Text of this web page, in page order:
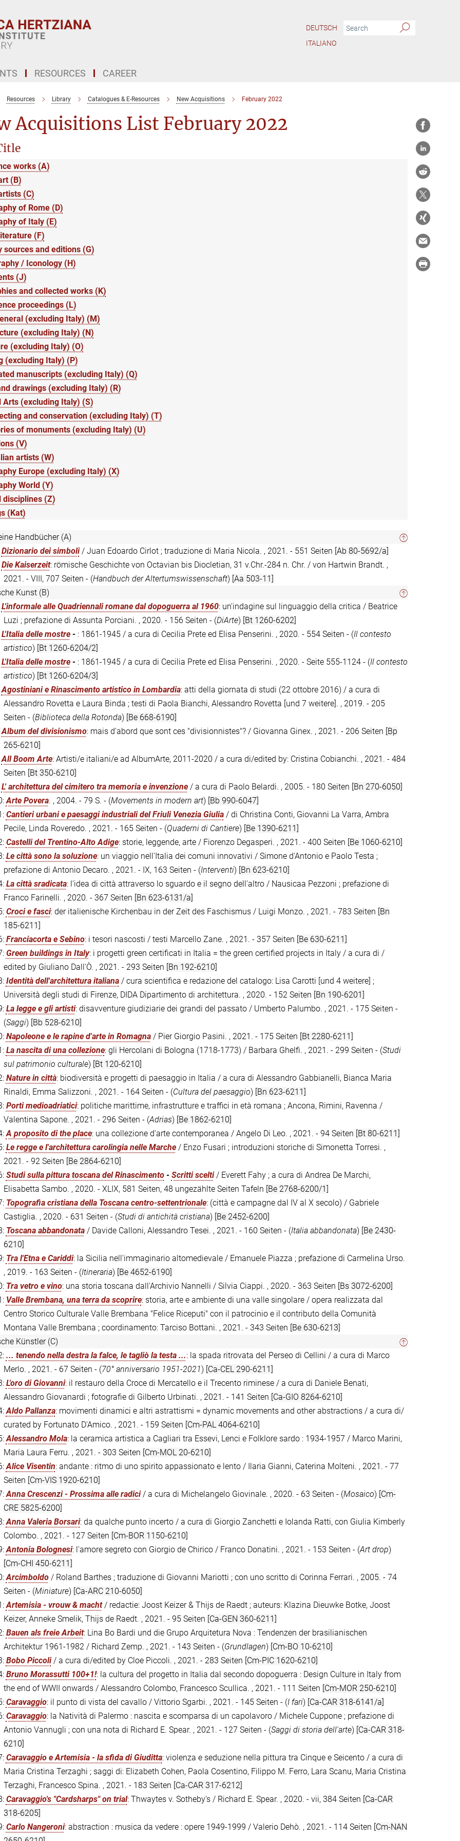
DEUTSCH
ITALIANO
RESOURCES CAREER
Resources Library Catalogues & E-Resources New Acquisitions February 2022
Acquisitions List February 2022
works (A)
(B)
(C)
of Rome (D)
of Italy (E)
(F)
sources and editions (G)
/ Iconology (H)
(J)
and collected works (K)
proceedings (L)
(excluding Italy) (M)
(excluding Italy) (N)
(excluding Italy) (O)
(excluding Italy) (P)
manuscripts (excluding Italy) (Q)
drawings (excluding Italy) (R)
Arts (excluding Italy) (S)
and conservation (excluding Italy) (T)
of monuments (excluding Italy) (U)
(V)
artists (W)
Europe (excluding Italy) (X)
World (Y)
disciplines (Z)
(Kat)
Handbücher (A)
Dizionario dei simboli/ Juan Edoardo Cirlot ; traduzione di Maria Nicola. , 2021. - 551 Seiten [Ab 80-5692/a]
Die Kaiserzeit: römische Geschichte von Octavian bis Diocletian, 31 v.Chr.-284 n. Chr. / von Hartwin Brandt. ,
2021. - VIII, 707 Seiten - (Handbuch der Altertumswissenschaft) [Aa 503-11]
Kunst (B)
L'informale alle Quadriennali romane dal dopoguerra al 1960: un'indagine sul linguaggio della critica / Beatrice
Luzi ; prefazione di Assunta Porciani. , 2020. - 156 Seiten - (DiArte) [Bt 1260-6202]
L'Italia delle mostre- : 1861-1945 / a cura di Cecilia Prete ed Elisa Penserini. , 2020. - 554 Seiten - (Il contesto
artistico) [Bt 1260-6204/2]
L'Italia delle mostre- : 1861-1945 / a cura di Cecilia Prete ed Elisa Penserini. , 2020. - Seite 555-1124 - (Il contesto
artistico) [Bt 1260-6204/3]
Agostiniani e Rinascimento artistico in Lombardia: atti della giornata di studi (22 ottobre 2016) / a cura di
Alessandro Rovetta e Laura Binda ; testi di Paola Bianchi, Alessandro Rovetta [und 7 weitere]. , 2019. - 205
Seiten - (Biblioteca della Rotonda) [Be 668-6190]
Album del divisionismo: mais d'abord que sont ces "divisionnistes"? / Giovanna Ginex. , 2021. - 206 Seiten [Bp
265-6210]
All Boom Arte: Artisti/e italiani/e ad AlbumArte, 2011-2020 / a cura di/edited by: Cristina Cobianchi. , 2021. - 484
Seiten [Bt 350-6210]
L' architettura del cimitero tra memoria e invenzione/ a cura di Paolo Belardi. , 2005. - 180 Seiten [Bn 270-6050]
Arte Povera. , 2004. - 79 S. - (Movements in modern art) [Bb 990-6047]
Cantieri urbani e paesaggi industriali del Friuli Venezia Giulia/ di Christina Conti, Giovanni La Varra, Ambra
Pecile, Linda Roveredo. , 2021. - 165 Seiten - (Quaderni di Cantiere) [Be 1390-6211]
Castelli del Trentino-Alto Adige: storie, leggende, arte / Fiorenzo Degasperi. , 2021. - 400 Seiten [Be 1060-6210]
Le città sono la soluzione: un viaggio nell'Italia dei comuni innovativi / Simone d'Antonio e Paolo Testa ;
prefazione di Antonio Decaro. , 2021. - IX, 163 Seiten - (Interventi) [Bn 623-6210]
La città sradicata: l'idea di città attraverso lo sguardo e il segno dell'altro / Nausicaa Pezzoni ; prefazione di
Franco Farinelli. , 2020. - 367 Seiten [Bn 623-6131/a]
Croci e fasci: der italienische Kirchenbau in der Zeit des Faschismus / Luigi Monzo. , 2021. - 783 Seiten [Bn
185-6211]
Franciacorta e Sebino: i tesori nascosti / testi Marcello Zane. , 2021. - 357 Seiten [Be 630-6211]
Green buildings in Italy: i progetti green certificati in Italia = the green certified projects in Italy / a cura di /
edited by Giuliano Dall'Ò. , 2021. - 293 Seiten [Bn 192-6210]
Identità dell'architettura italiana/ cura scientifica e redazione del catalogo: Lisa Carotti [und 4 weitere] ;
Università degli studi di Firenze, DIDA Dipartimento di architettura. , 2020. - 152 Seiten [Bn 190-6201]
La legge e gli artisti: disavventure giudiziarie dei grandi del passato / Umberto Palumbo. , 2021. - 175 Seiten -
(Saggi) [Bb 528-6210]
Napoleone e le rapine d'arte in Romagna/ Pier Giorgio Pasini. , 2021. - 175 Seiten [Bt 2280-6211]
La nascita di una collezione: gli Hercolani di Bologna (1718-1773) / Barbara Ghelfi. , 2021. - 299 Seiten - (Studi
sul patrimonio culturale) [Bt 120-6210]
Nature in città: biodiversità e progetti di paesaggio in Italia / a cura di Alessandro Gabbianelli, Bianca Maria
Rinaldi, Emma Salizzoni. , 2021. - 164 Seiten - (Cultura del paesaggio) [Bn 623-6211]
Porti medioadriatici: politiche marittime, infrastrutture e traffici in età romana ; Ancona, Rimini, Ravenna /
Valentina Sapone. , 2021. - 296 Seiten - (Adrias) [Be 1862-6210]
A proposito di the place: una collezione d'arte contemporanea / Angelo Di Leo. , 2021. - 94 Seiten [Bt 80-6211]
Le regge e l'architettura carolingia nelle Marche/ Enzo Fusari ; introduzioni storiche di Simonetta Torresi. ,
2021. - 92 Seiten [Be 2864-6210]
Studi sulla pittura toscana del Rinascimento- Scritti scelti/ Everett Fahy ; a cura di Andrea De Marchi,
Elisabetta Sambo. , 2020. - XLIX, 581 Seiten, 48 ungezählte Seiten Tafeln [Be 2768-6200/1]
Topografia cristiana della Toscana centro-settentrionale: (città e campagne dal IV al X secolo) / Gabriele
Castiglia. , 2020. - 631 Seiten - (Studi di antichità cristiana) [Be 2452-6200]
Toscana abbandonata/ Davide Calloni, Alessandro Tesei. , 2021. - 160 Seiten - (Italia abbandonata) [Be 2430-
6210]
Tra l'Etna e Cariddi: la Sicilia nell'immaginario altomedievale / Emanuele Piazza ; prefazione di Carmelina Urso.
, 2019. - 163 Seiten - (Itineraria) [Be 4652-6190]
Tra vetro e vino: una storia toscana dall'Archivio Nannelli / Silvia Ciappi. , 2020. - 363 Seiten [Bs 3072-6200]
Valle Brembana, una terra da scoprire: storia, arte e ambiente di una valle singolare / opera realizzata dal
Centro Storico Culturale Valle Brembana "Felice Riceputi" con il patrocinio e il contributo della Comunità
Montana Valle Brembana ; coordinamento: Tarciso Bottani. , 2021. - 343 Seiten [Be 630-6213]
Künstler (C)
... tenendo nella destra la falce, le tagliò la testa ...: la spada ritrovata del Perseo di Cellini / a cura di Marco
Merlo. , 2021. - 67 Seiten - (70° anniversario 1951-2021) [Ca-CEL 290-6211]
L'oro di Giovanni: il restauro della Croce di Mercatello e il Trecento riminese / a cura di Daniele Benati,
Alessandro Giovanardi ; fotografie di Gilberto Urbinati. , 2021. - 141 Seiten [Ca-GIO 8264-6210]
Aldo Pallanza: movimenti dinamici e altri astrattismi = dynamic movements and other abstractions / a cura di/
curated by Fortunato D'Amico. , 2021. - 159 Seiten [Cm-PAL 4064-6210]
Alessandro Mola: la ceramica artistica a Cagliari tra Essevi, Lenci e Folklore sardo : 1934-1957 / Marco Marini,
Maria Laura Ferru. , 2021. - 303 Seiten [Cm-MOL 20-6210]
Alice Visentin: andante : ritmo di uno spirito appassionato e lento / Ilaria Gianni, Caterina Molteni. , 2021. - 77
Seiten [Cm-VIS 1920-6210]
Anna Crescenzi - Prossima alle radici/ a cura di Michelangelo Giovinale. , 2020. - 63 Seiten - (Mosaico) [Cm-
CRE 5825-6200]
Anna Valeria Borsari: da qualche punto incerto / a cura di Giorgio Zanchetti e Iolanda Ratti, con Giulia Kimberly
Colombo. , 2021. - 127 Seiten [Cm-BOR 1150-6210]
Antonia Bolognesi: l'amore segreto con Giorgio de Chirico / Franco Donatini. , 2021. - 153 Seiten - (Art drop)
[Cm-CHI 450-6211]
Arcimboldo/ Roland Barthes ; traduzione di Giovanni Mariotti ; con uno scritto di Corinna Ferrari. , 2005. - 74
Seiten - (Miniature) [Ca-ARC 210-6050]
Artemisia - vrouw & macht/ redactie: Joost Keizer & Thijs de Raedt ; auteurs: Klazina Dieuwke Botke, Joost
Keizer, Anneke Smelik, Thijs de Raedt. , 2021. - 95 Seiten [Ca-GEN 360-6211]
Bauen als freie Arbeit: Lina Bo Bardi und die Grupo Arquitetura Nova : Tendenzen der brasilianischen
Architektur 1961-1982 / Richard Zemp. , 2021. - 143 Seiten - (Grundlagen) [Cm-BO 10-6210]
Bobo Piccoli/ a cura di/edited by Cloe Piccoli. , 2021. - 283 Seiten [Cm-PIC 1620-6210]
Bruno Morassutti 100+1!: la cultura del progetto in Italia dal secondo dopoguerra : Design Culture in Italy from
the end of WWII onwards / Alessandro Colombo, Francesco Scullica. , 2021. - 111 Seiten [Cm-MOR 250-6210]
Caravaggio: il punto di vista del cavallo / Vittorio Sgarbi. , 2021. - 145 Seiten - (I fari) [Ca-CAR 318-6141/a]
Caravaggio: la Natività di Palermo : nascita e scomparsa di un capolavoro / Michele Cuppone ; prefazione di
Antonio Vannugli ; con una nota di Richard E. Spear. , 2021. - 127 Seiten - (Saggi di storia dell'arte) [Ca-CAR 318-
6210]
Caravaggio e Artemisia - la sfida di Giuditta: violenza e seduzione nella pittura tra Cinque e Seicento / a cura di
Maria Cristina Terzaghi ; saggi di: Elizabeth Cohen, Paola Cosentino, Filippo M. Ferro, Lara Scanu, Maria Cristina
Terzaghi, Francesco Spina. , 2021. - 183 Seiten [Ca-CAR 317-6212]
Caravaggio's "Cardsharps" on trial: Thwaytes v. Sotheby's / Richard E. Spear. , 2020. - vii, 384 Seiten [Ca-CAR
318-6205]
Carlo Nangeroni: abstraction : musica da vedere : opere 1949-1999 / Valerio Dehò. , 2021. - 114 Seiten [Cm-NAN